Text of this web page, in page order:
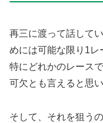
再三に渡って話して
めには可能な限り1レ
特にどれかのレース
可欠とも言えると思い
そして、それを狙う